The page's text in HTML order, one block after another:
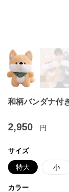
和柄バンダナ付
2,950 円
サイズ
特大 小
カラー